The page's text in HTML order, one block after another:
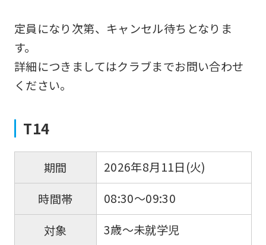
定員になり次第、キャンセル待ちとなりま
す。
詳細につきましてはクラブまでお問い合わせ
ください。
T14
期間
2026年8月11日(火)
時間帯
08:30～09:30
対象
3歳～未就学児